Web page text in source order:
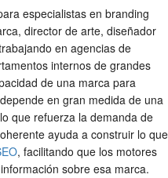
especialistas en branding
director de arte, diseñador
en agencias de
internos de grandes
de una marca para
en gran medida de una
que refuerza la demanda de
ayuda a construir lo que
, facilitando que los motores
sobre esa marca.